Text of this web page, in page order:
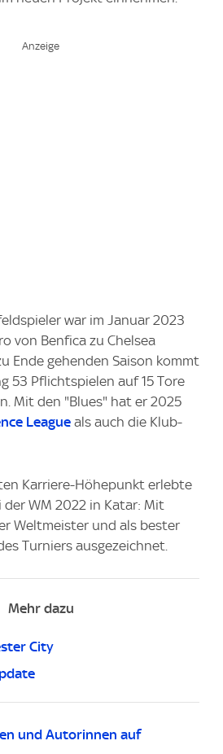
war im Januar 2023
von Benfica zu Chelsea
Ende gehenden Saison kommt
53 Pflichtspielen auf 15 Tore
Mit den "Blues" hat er 2025
League als auch die Klub-
Karriere-Höhepunkt erlebte
WM 2022 in Katar: Mit
Weltmeister und als bester
Turniers ausgezeichnet.
Mehr dazu
City
und Autorinnen auf